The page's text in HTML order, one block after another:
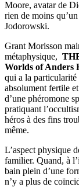
Moore, avatar de
rien de moins
Jodorowski.
Grant Morisson
métaphysique,
Worlds of Anders
qui a la particularité
absolument fertile
d’une phéromone
pratiquant
héros à des fins
même.
L’aspect physique
familier. Quand, à
bain plein d’une
n’y a plus de